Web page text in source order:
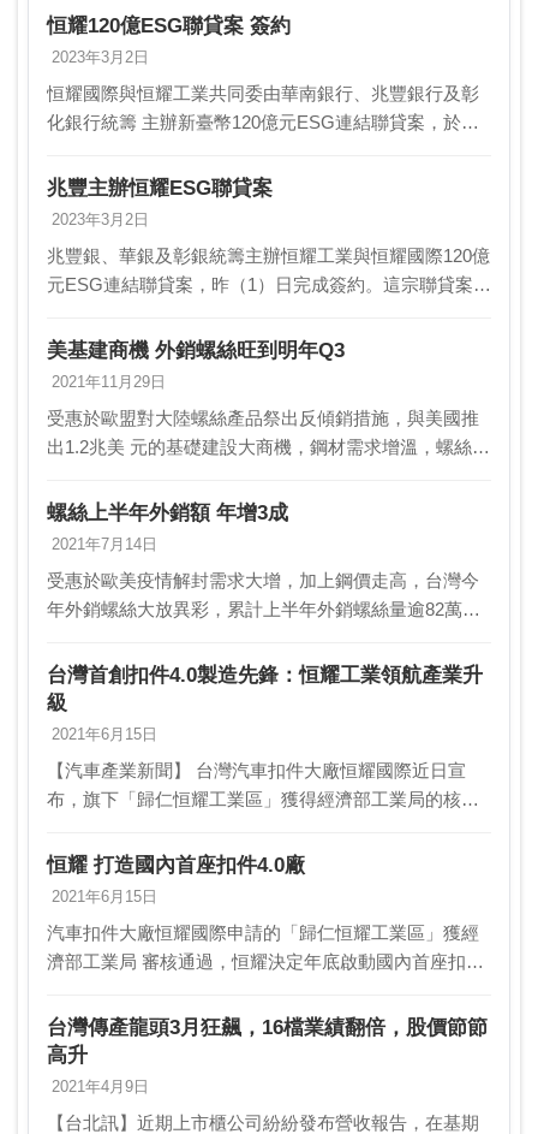
恒耀120億ESG聯貸案 簽約
2023年3月2日
恒耀國際與恒耀工業共同委由華南銀行、兆豐銀行及彰
化銀行統籌 主辦新臺幣120億元ESG連結聯貸案，於昨
反應熱烈，原擬籌組新臺幣100億元，因 參貸踴…
兆豐主辦恒耀ESG聯貸案
2023年3月2日
兆豐銀、華銀及彰銀統籌主辦恒耀工業與恒耀國際120億
元ESG連結聯貸案，昨（1）日完成簽約。這宗聯貸案受
模從原擬新台幣100億元增加至120億元結案，…
美基建商機 外銷螺絲旺到明年Q3
2021年11月29日
受惠於歐盟對大陸螺絲產品祭出反傾銷措施，與美國推
出1.2兆美 元的基礎建設大商機，鋼材需求增溫，螺絲大
銷螺絲接單暢旺，不僅上半年接單滿 檔，而且…
螺絲上半年外銷額 年增3成
2021年7月14日
受惠於歐美疫情解封需求大增，加上鋼價走高，台灣今
年外銷螺絲大放異彩，累計上半年外銷螺絲量逾82萬公
增近30％。螺絲業者指出，去年上半年恰逢歐…
台灣首創扣件4.0製造先鋒：恒耀工業領航產業升
級
2021年6月15日
【汽車產業新聞】 台灣汽車扣件大廠恒耀國際近日宣
布，旗下「歸仁恒耀工業區」獲得經濟部工業局的核
畫。這項重大投資，預計將在2024年6月前完工並投入
生…
恒耀 打造國內首座扣件4.0廠
2021年6月15日
汽車扣件大廠恒耀國際申請的「歸仁恒耀工業區」獲經
濟部工業局 審核通過，恒耀決定年底啟動國內首座扣件
生產高值化的汽車扣件產品，規畫年 產量最高…
台灣傳產龍頭3月狂飆，16檔業績翻倍，股價節節
高升
2021年4月9日
【台北訊】近期上市櫃公司紛紛發布營收報告，在基期